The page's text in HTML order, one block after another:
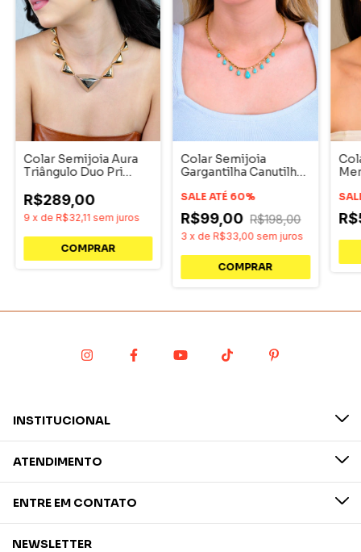
Colar Semijoia Aura
Triângulo Duo Pri
R$289,00
9 x de R$32,11 sem juros
Colar Semijoia
Gargantilha Canutilho
SALE ATÉ 60%
R$99,00 R$198,00
3 x de R$33,00 sem juros
INSTITUCIONAL
ATENDIMENTO
ENTRE EM CONTATO
NEWSLETTER